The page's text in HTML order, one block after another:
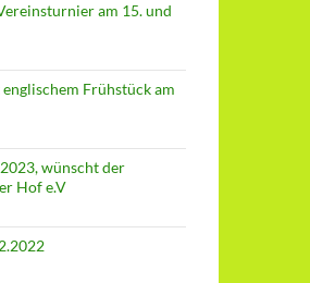
am 15. und
Frühstück am
wünscht der
Hof e.V